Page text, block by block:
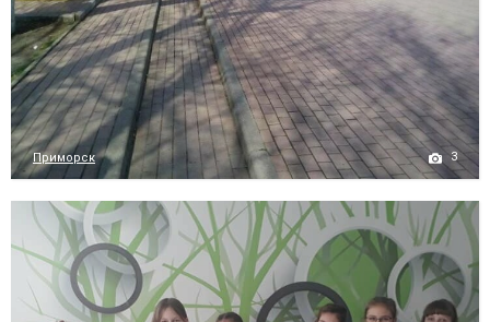
Приморск 3